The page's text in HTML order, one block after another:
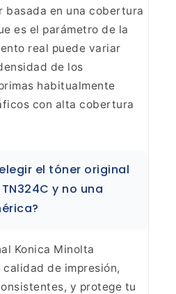
basada en una cobertura
es el parámetro de la
real puede variar
de los
habitualmente
con alta cobertura
elegir el tóner original
y no una
Konica Minolta
de impresión,
y protege tu